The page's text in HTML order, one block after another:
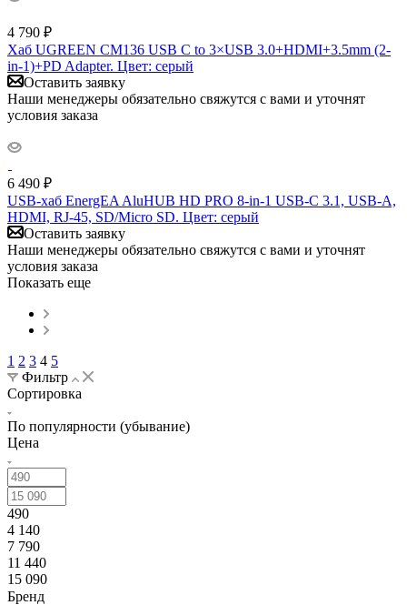
4 790 ₽
Хаб UGREEN CM136 USB C to 3×USB 3.0+HDMI+3.5mm (2-
in-1)+PD Adapter. Цвет: серый
Оставить заявку
Наши менеджеры обязательно свяжутся с вами и уточнят
условия заказа
6 490 ₽
USB-хаб EnergEA AluHUB HD PRO 8-in-1 USB-C 3.1, USB-A,
HDMI, RJ-45, SD/Micro SD. Цвет: серый
Оставить заявку
Наши менеджеры обязательно свяжутся с вами и уточнят
условия заказа
Показать еще
1 2 3 4 5
Фильтр
Сортировка
По популярности (убывание)
Цена
490
4 140
7 790
11 440
15 090
Бренд